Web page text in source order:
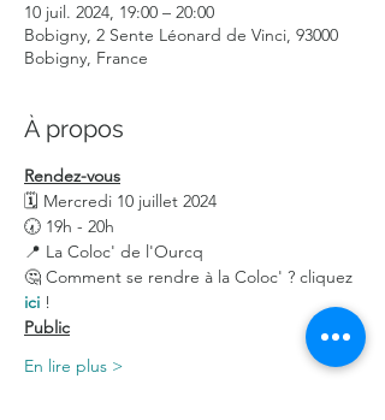
10 juil. 2024, 19:00 – 20:00
Bobigny, 2 Sente Léonard de Vinci, 93000
Bobigny, France
À propos
Rendez-vous
🗓 Mercredi 10 juillet 2024
🕢 19h - 20h
📍 La Coloc' de l'Ourcq
🤔 Comment se rendre à la Coloc' ? cliquez
ici !
Public
En lire plus >